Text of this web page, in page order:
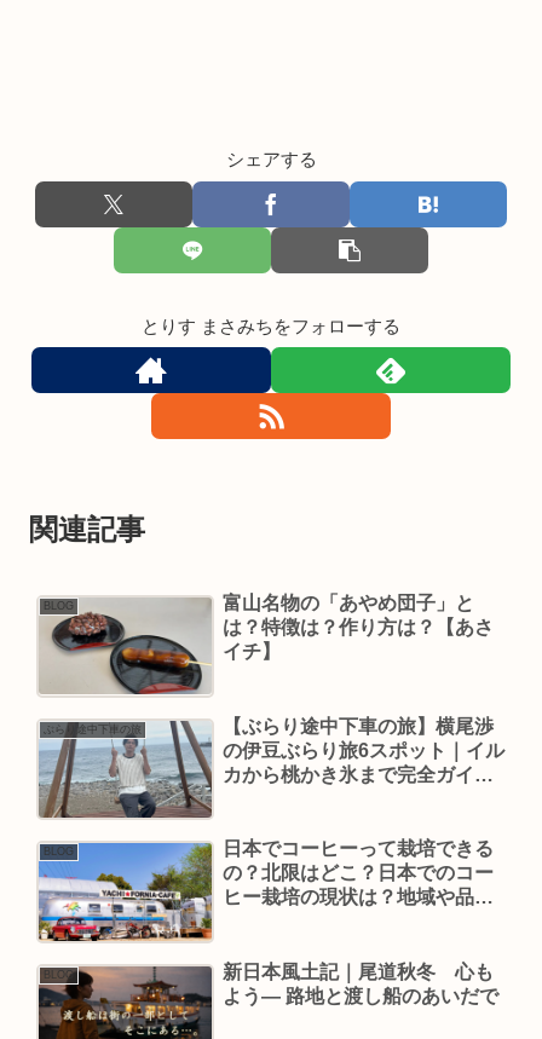
シェアする
とりす まさみちをフォローする
関連記事
BLOG
富山名物の「あやめ団子」と
は？特徴は？作り方は？【あさ
イチ】
ぶらり途中下車の旅
【ぶらり途中下車の旅】横尾渉
の伊豆ぶらり旅6スポット｜イル
カから桃かき氷まで完全ガイ
BLOG
日本でコーヒーって栽培できる
の？北限はどこ？日本でのコー
ヒー栽培の現状は？地域や品種
BLOG
新日本風土記｜尾道秋冬 心も
よう― 路地と渡し船のあいだで